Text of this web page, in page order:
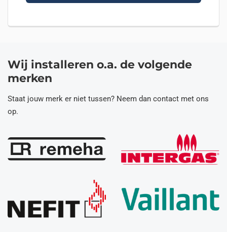
Wij installeren o.a. de volgende
merken
Staat jouw merk er niet tussen? Neem dan contact met ons
op.